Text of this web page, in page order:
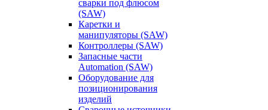
сварки под флюсом
(SAW)
Каретки и
манипуляторы (SAW)
Контроллеры (SAW)
Запасные части
Automation (SAW)
Оборудование для
позиционирования
изделий